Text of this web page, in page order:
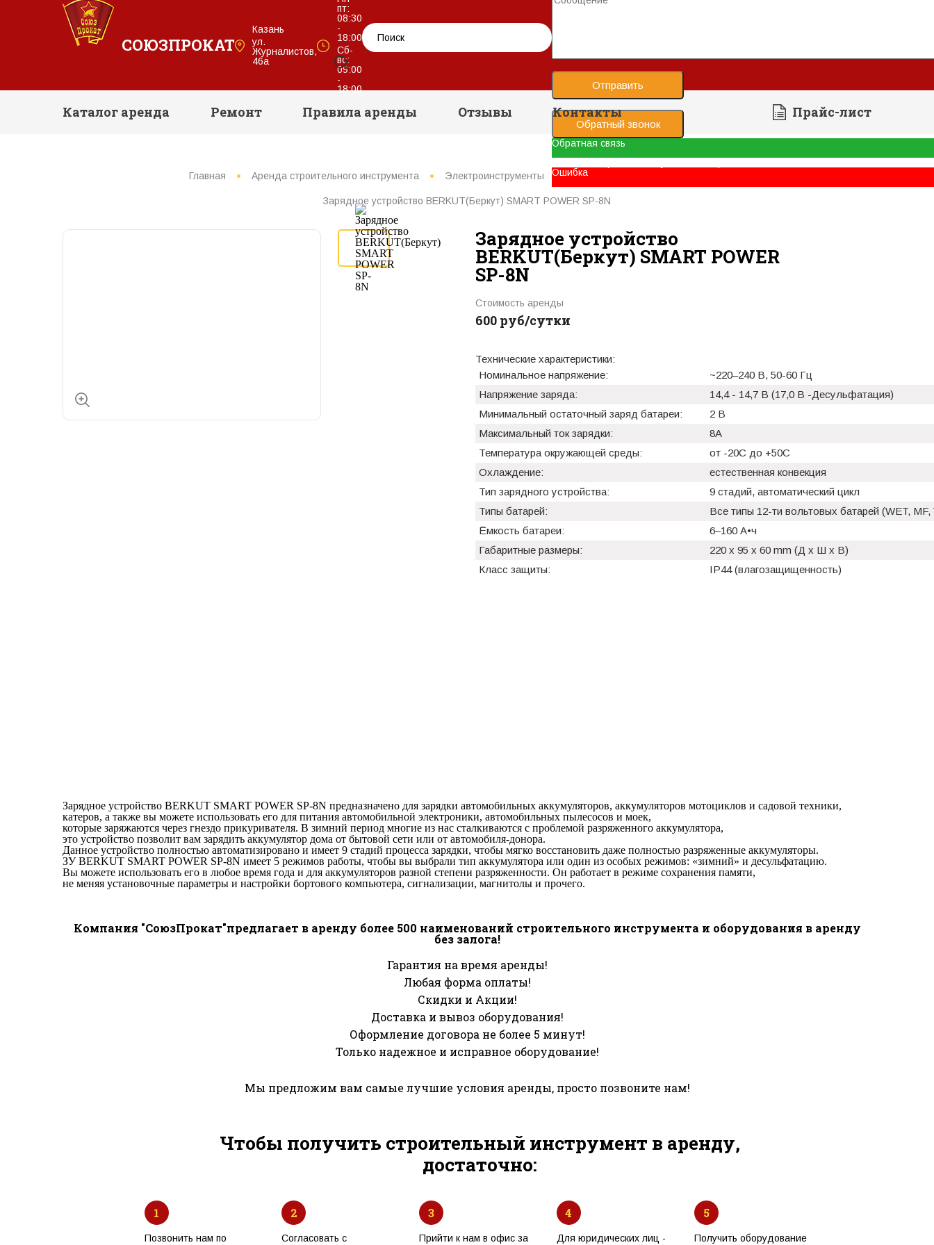
СОЮЗПРОКАТ
Казань
ул.
Журналистов,
46а
пт:
08:30
-
18:00
Сб-
вс:
09:00
-
18:00
Отправить
Обратный звонок
Обратная связь
Ошибка
Каталог аренда Ремонт Правила аренды Отзывы Контакты Прайс-лист
Главная Аренда строительного инструмента Электроинструменты Зарядные и пусковые устройства
Зарядное устройство BERKUT(Беркут) SMART POWER SP-8N
Зарядное устройство
BERKUT(Беркут) SMART POWER
SP-8N
Стоимость аренды
600 руб/сутки
Технические характеристики:
Номинальное напряжение:
~220–240 В, 50-60 Гц
Напряжение заряда:
14,4 - 14,7 В (17,0 В -Десульфатация)
Минимальный остаточный заряд батареи:
2 B
Максимальный ток зарядки:
8A
Температура окружающей среды:
от -20С до +50С
Охлаждение:
естественная конвекция
Тип зарядного устройства:
9 стадий, автоматический цикл
Типы батарей:
Все типы 12-ти вольтовых батарей (WET,
Ёмкость батареи:
6–160 А•ч
Габаритные размеры:
220 x 95 x 60 mm (Д x Ш x В)
Класс защиты:
IP44 (влагозащищенность)
Зарядное устройство BERKUT SMART POWER SP-8N предназначено для зарядки автомобильных аккумуляторов, аккумуляторов мотоциклов и садовой техники,
катеров, а также вы можете использовать его для питания автомобильной электроники, автомобильных пылесосов и моек,
которые заряжаются через гнездо прикуривателя. В зимний период многие из нас сталкиваются с проблемой разряженного аккумулятора,
это устройство позволит вам зарядить аккумулятор дома от бытовой сети или от автомобиля-донора.
Данное устройство полностью автоматизировано и имеет 9 стадий процесса зарядки, чтобы мягко восстановить даже полностью разряженные аккумуляторы.
ЗУ BERKUT SMART POWER SP-8N имеет 5 режимов работы, чтобы вы выбрали тип аккумулятора или один из особых режимов: «зимний» и десульфатацию.
Вы можете использовать его в любое время года и для аккумуляторов разной степени разряженности. Он работает в режиме сохранения памяти,
не меняя установочные параметры и настройки бортового компьютера, сигнализации, магнитолы и прочего.
Компания "СоюзПрокат"предлагает в аренду более 500 наименований строительного инструмента и оборудования в аренду
без залога!
Гарантия на время аренды!
Любая форма оплаты!
Скидки и Акции!
Доставка и вывоз оборудования!
Оформление договора не более 5 минут!
Только надежное и исправное оборудование!
Мы предложим вам самые лучшие условия аренды, просто позвоните нам!
Чтобы получить строительный инструмент в аренду,
достаточно:
1
Позвонить нам по
2
Согласовать с
3
Прийти к нам в офис за
4
Для юридических лиц -
5
Получить оборудование